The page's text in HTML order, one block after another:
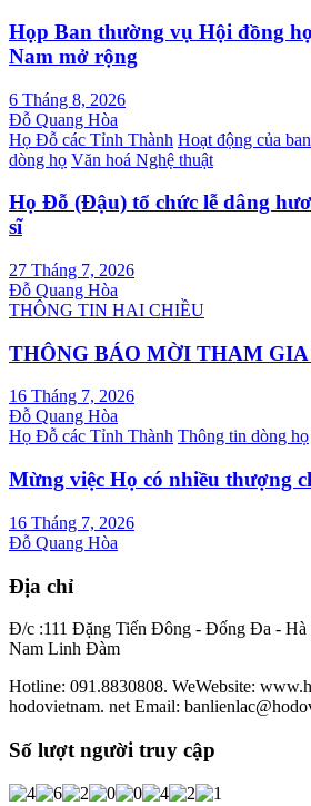
Họp Ban thường vụ Hội đồng
Nam mở rộng
6 Tháng 8, 2026
Đỗ Quang Hòa
Họ Đỗ các Tỉnh Thành Hoạt động của
dòng họ Văn hoá Nghệ thuật
Họ Đỗ (Đậu) tổ chức lễ dâng
sĩ
27 Tháng 7, 2026
Đỗ Quang Hòa
THÔNG TIN HAI CHIỀU
THÔNG BÁO MỜI THAM
16 Tháng 7, 2026
Đỗ Quang Hòa
Họ Đỗ các Tỉnh Thành Thông tin dòng họ
Mừng việc Họ có nhiều thượng
16 Tháng 7, 2026
Đỗ Quang Hòa
Địa chỉ
Đ/c :111 Đặng Tiến Đông - Đống Đa -
Nam Linh Đàm
Hotline: 091.8830808. WeWebsite:
hodovietnam. net Email:
Số lượt người truy cập